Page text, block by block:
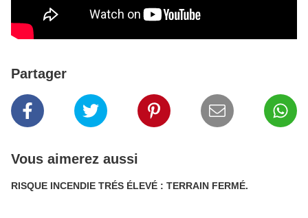
Partager
Vous aimerez aussi
RISQUE INCENDIE TRÉS ÉLEVÉ : TERRAIN FERMÉ.